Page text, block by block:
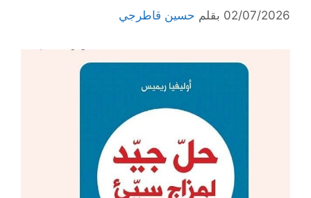
02/07/2026 بقلم حسين قاطرجي